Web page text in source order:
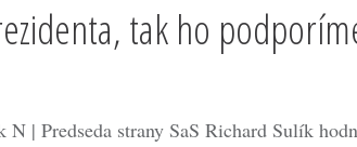
tak ho
N | Predseda strany SaS Richard Sulík